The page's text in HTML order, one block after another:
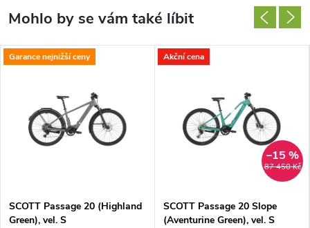
Garance nejnižší ceny
SCOTT Passage 20 (Highland
Green), vel. S
Akční cena
87 450 Kč
–15 %
SCOTT Passage 20 Slope
(Aventurine Green), vel. S